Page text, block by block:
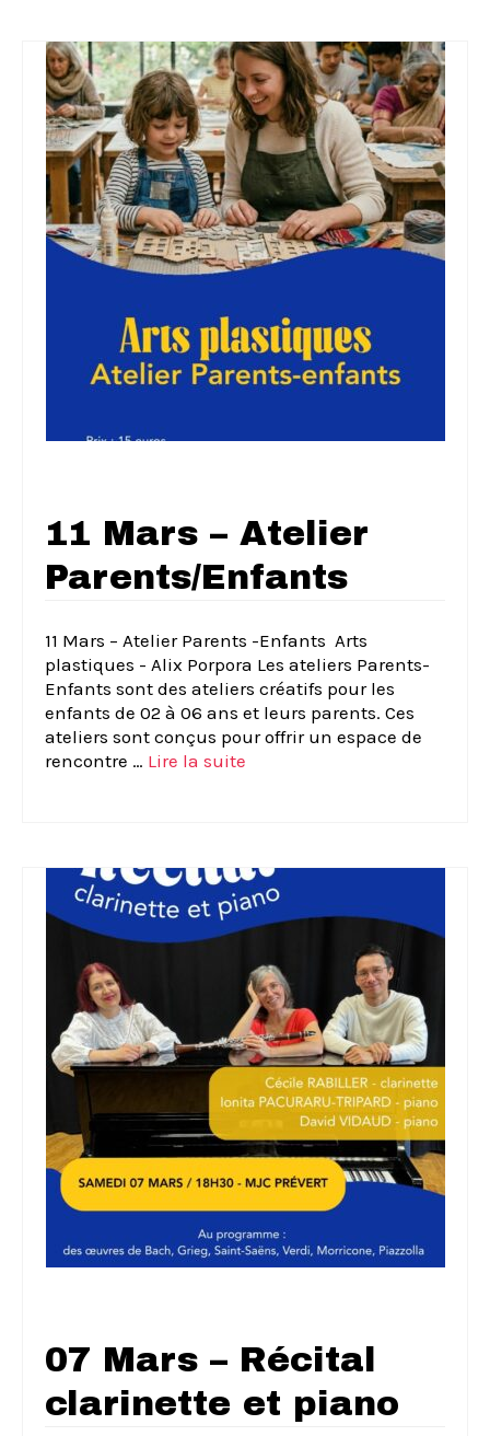
11 Mars – Atelier
Parents/Enfants
11 Mars – Atelier Parents -Enfants ­ Arts
plastiques ­- Alix Porpora Les ateliers Parents-
Enfants sont des ateliers créatifs pour les
enfants de 02 à 06 ans et leurs parents. Ces
ateliers sont conçus pour offrir un espace de
rencontre … Lire la suite­­
07 Mars – Récital
clarinette et piano